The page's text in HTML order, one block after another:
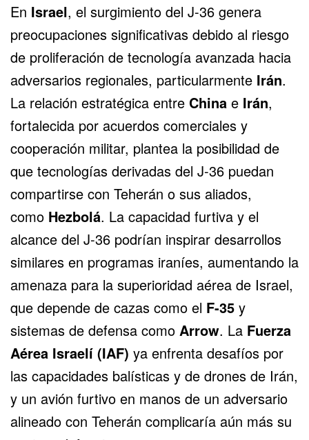
En Israel, el surgimiento del J-36 genera
preocupaciones significativas debido al riesgo
de proliferación de tecnología avanzada hacia
adversarios regionales, particularmente Irán.
La relación estratégica entre China e Irán,
fortalecida por acuerdos comerciales y
cooperación militar, plantea la posibilidad de
que tecnologías derivadas del J-36 puedan
compartirse con Teherán o sus aliados,
como Hezbolá. La capacidad furtiva y el
alcance del J-36 podrían inspirar desarrollos
similares en programas iraníes, aumentando la
amenaza para la superioridad aérea de Israel,
que depende de cazas como el F-35 y
sistemas de defensa como Arrow. La Fuerza
Aérea Israelí (IAF) ya enfrenta desafíos por
las capacidades balísticas y de drones de Irán,
y un avión furtivo en manos de un adversario
alineado con Teherán complicaría aún más su